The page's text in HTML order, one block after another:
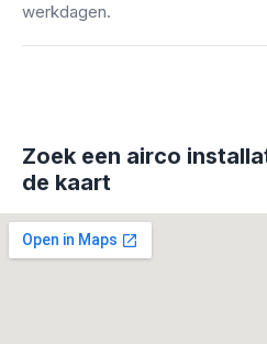
werkdagen.
Zoek een airco
de kaart